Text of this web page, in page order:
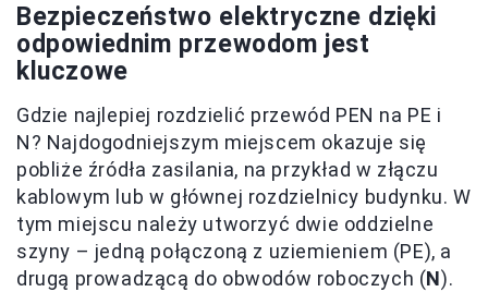
Bezpieczeństwo elektryczne dzięki
odpowiednim przewodom jest
kluczowe
Gdzie najlepiej rozdzielić przewód PEN na PE i
N? Najdogodniejszym miejscem okazuje się
pobliże źródła zasilania, na przykład w złączu
kablowym lub w głównej rozdzielnicy budynku. W
tym miejscu należy utworzyć dwie oddzielne
szyny – jedną połączoną z uziemieniem (PE), a
drugą prowadzącą do obwodów roboczych (N).